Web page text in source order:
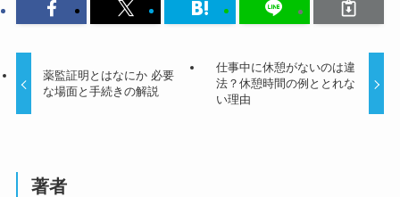
薬監証明とはなにか 必要
な場面と手続きの解説
仕事中に休憩がないのは違
法？休憩時間の例ととれな
い理由
著者